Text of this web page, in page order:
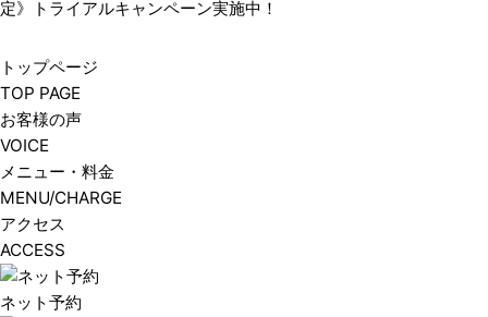
トップページ
TOP PAGE
お客様の声
VOICE
メニュー・料金
MENU/CHARGE
アクセス
ACCESS
ネット予約